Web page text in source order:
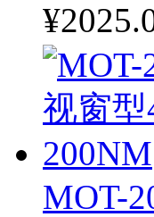
MOT-